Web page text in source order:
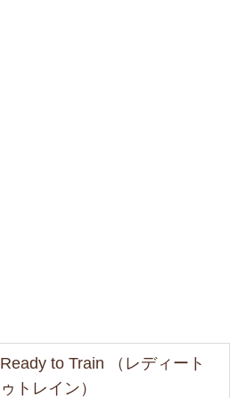
Ready to Train （レディート
ゥトレイン）